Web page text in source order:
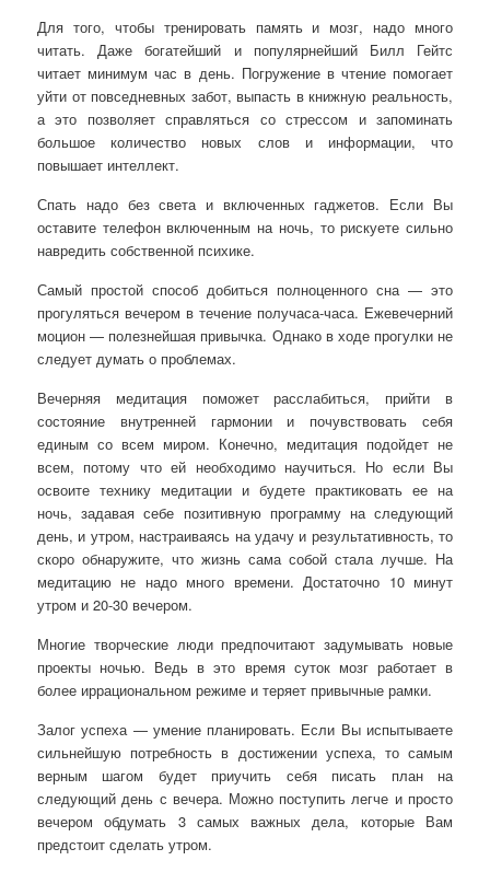
Для того, чтобы тренировать память и мозг, надо много
читать. Даже богатейший и популярнейший Билл Гейтс
читает минимум час в день. Погружение в чтение помогает
уйти от повседневных забот, выпасть в книжную реальность,
а это позволяет справляться со стрессом и запоминать
большое количество новых слов и информации, что
повышает интеллект.
Спать надо без света и включенных гаджетов. Если Вы
оставите телефон включенным на ночь, то рискуете сильно
навредить собственной психике.
Самый простой способ добиться полноценного сна — это
прогуляться вечером в течение получаса-часа. Ежевечерний
моцион — полезнейшая привычка. Однако в ходе прогулки не
следует думать о проблемах.
Вечерняя медитация поможет расслабиться, прийти в
состояние внутренней гармонии и почувствовать себя
единым со всем миром. Конечно, медитация подойдет не
всем, потому что ей необходимо научиться. Но если Вы
освоите технику медитации и будете практиковать ее на
ночь, задавая себе позитивную программу на следующий
день, и утром, настраиваясь на удачу и результативность, то
скоро обнаружите, что жизнь сама собой стала лучше. На
медитацию не надо много времени. Достаточно 10 минут
утром и 20-30 вечером.
Многие творческие люди предпочитают задумывать новые
проекты ночью. Ведь в это время суток мозг работает в
более иррациональном режиме и теряет привычные рамки.
Залог успеха — умение планировать. Если Вы испытываете
сильнейшую потребность в достижении успеха, то самым
верным шагом будет приучить себя писать план на
следующий день с вечера. Можно поступить легче и просто
вечером обдумать 3 самых важных дела, которые Вам
предстоит сделать утром.